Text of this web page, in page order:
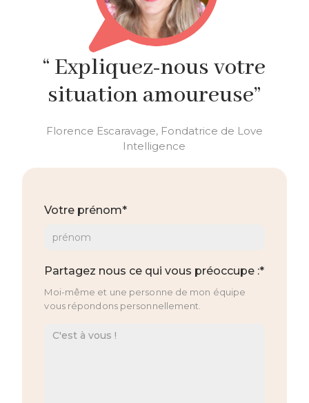
“ Expliquez-nous votre
situation amoureuse”
Florence Escaravage, Fondatrice de Love
Intelligence
Votre prénom*
Partagez nous ce qui vous préoccupe :*
Moi-même et une personne de mon équipe
vous répondons personnellement.